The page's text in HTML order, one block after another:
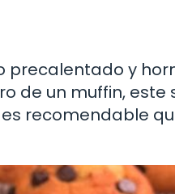
precalentado y
de un muffin,
recomendable